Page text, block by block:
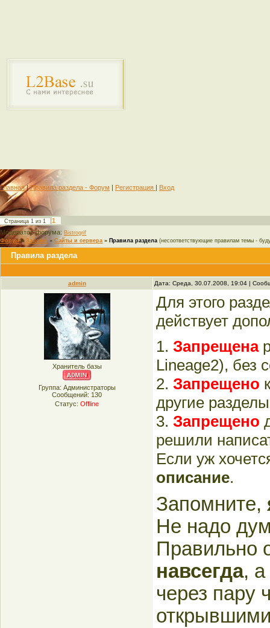
Главная|Правила раздела - Форум | Регистрация | Вход
Страница 1 из 1
1
Модератор форума: Bistrogrif
Форум » Зацени! » Сайты и сервера » Правила раздела (несоответствующие правилам темы -
Правила раздела
admin Дата: Среда, 30.07.2008, 19:04 |
Хранитель базы
Группа: Администраторы
Сообщений: 130
Статус: Offline
Для этого
действует
1. Запрещена
Lineage2), без
2. Запрещено
другие
3. Запрещено
решили
Если уж
описание.
Запомните,
Не надо
Правильно
навсегда, а
через пару